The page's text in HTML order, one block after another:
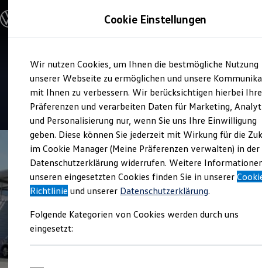
Hauptinhalt
springen
Footer
springen
Modelle und Konfigurator
Modelle vergleichen
Elektroautos
ENERGY Sondermodelle
Nutzfahrzeuge
SUV und CUV
Familienautos
Kombis
Kompaktwagen
Sportwagen
Schnell verfügbare Fahrzeuge
Angebote und Produkte
Aktuelle Angebote
E-Auto-Förderung
Volkswagen Marktplatz
Junge Gebrauchtwagen und Gebrauchtwagen
Volkswagen Zertifizierte Gebrauchtwagen
Zubehör- und Serviceangebote
Verkauf und Service
Löhr Automobile
4.8| 98 Bewertungen
Cookie Einstellungen
Wir nutzen Cookies, um Ihnen die bestmögliche Nutzung
unserer Webseite zu ermöglichen und unsere
mit Ihnen zu verbessern. Wir berücksichtigen hierbei Ihre
Präferenzen und verarbeiten Daten für Marketing,
und Personalisierung nur, wenn Sie uns Ihre Einwilligung
geben. Diese können Sie jederzeit mit Wirkung für die
im Cookie Manager (Meine Präferenzen verwalten) in der
Datenschutzerklärung widerrufen. Weitere
unseren eingesetzten Cookies finden Sie in unserer
Richtlinie und unserer Datenschutzerklärung.
Folgende Kategorien von Cookies werden durch uns
eingesetzt: